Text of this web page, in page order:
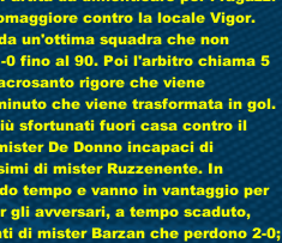
contro la locale Vigor.
un'ottima squadra che non
fino al 90. Poi l'arbitro chiama 5
rigore che viene
che viene trasformata in gol.
sfortunati fuori casa contro il
De Donno incapaci di
di mister Ruzzenente. In
tempo e vanno in vantaggio per
gli avversari, a tempo scaduto,
di mister Barzan che perdono 2-0;